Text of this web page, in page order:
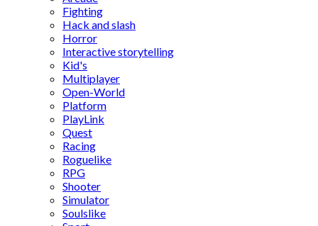
Fighting
Hack and slash
Horror
Interactive storytelling
Kid's
Multiplayer
Open-World
Platform
PlayLink
Quest
Racing
Roguelike
RPG
Shooter
Simulator
Soulslike